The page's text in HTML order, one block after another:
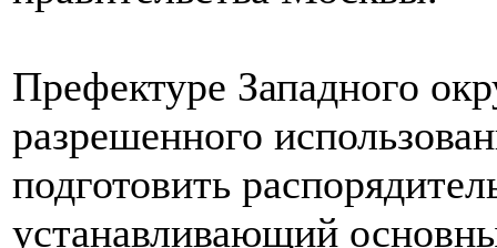
Префектуре Западного
разрешенного
подготовить
устанавливающий